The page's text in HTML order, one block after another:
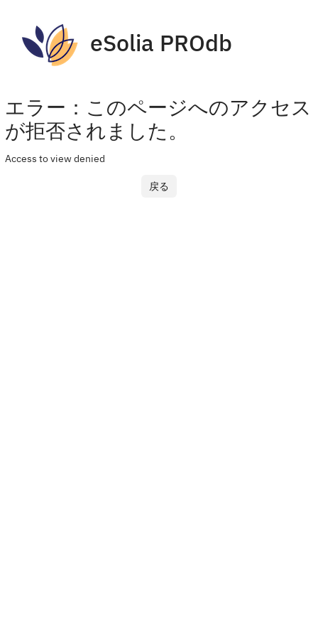
eSolia PROdb
エラー：このページへのアクセス
が拒否されました。
Access to view denied
戻る